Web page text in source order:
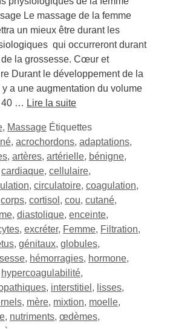
Le massage de la femme
un mieux être durant les
qui occurreront durant
de la grossesse. Cœur et
Durant le développement de la
a une augmentation du volume
40 … Lire la suite
, Massage Étiquettes
, acrochordons, adaptations,
, artères, artérielle, bénigne,
cardiaque, cellulaire,
, circulatoire, coagulation,
corps, cortisol , cou, cutané,
, diastolique, enceinte,
, excréter, Femme, Filtration,
, génitaux, globules,
, hémorragies, hormone,
hypercoagulabilité,
, interstitiel , lisses,
, mère, mixtion, moelle,
, nutriments, œdèmes,